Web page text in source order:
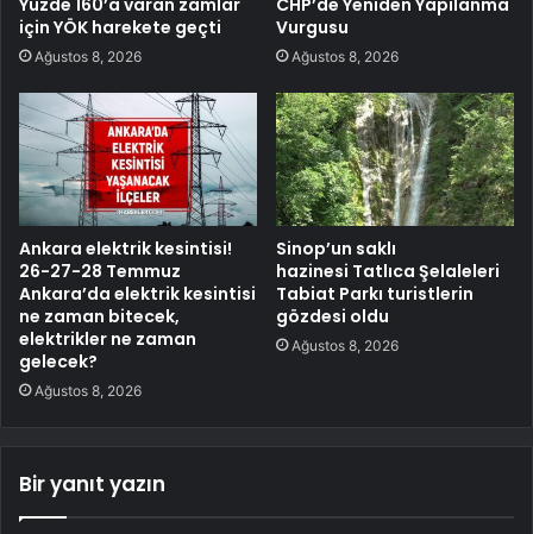
için YÖK harekete geçti
Ağustos 8, 2026
Vurgusu
Ağustos 8, 2026
Ankara elektrik kesintisi!
26-27-28 Temmuz
Ankara’da elektrik kesintisi
ne zaman bitecek,
elektrikler ne zaman
gelecek?
Ağustos 8, 2026
Sinop’un saklı
hazinesi Tatlıca Şelaleleri
Tabiat Parkı turistlerin
gözdesi oldu
Ağustos 8, 2026
Bir yanıt yazın